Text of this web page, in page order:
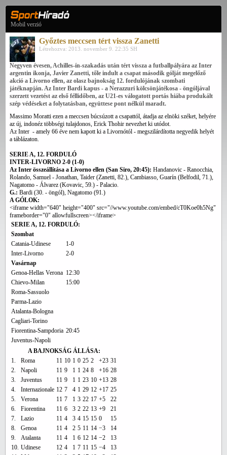
Mobil verzió
Győztes meccsen tért vissza Zanetti
Létrehozva: 2013. november 9. 22:35 SH
Negyven évesen, Achilles-ín-szakadás után tért vissza a futballpályára az Inter
argentin ikonja, Javier Zanetti, tőle indult a csapat második gólját megelőző
akció a Livorno ellen, az olasz bajnokság 12. fordulójának szombati
játéknapján. Az Inter Bardi kapus - a Nerazzuri kölcsönjátékosa - öngóljával
szerzett vezetést az első féllidőben, az U21-es válogatott portás hiába produkált
szép védéseket a folytatásban, együttese pont nélkül maradt.
Massimo Moratti ezen a meccsen búcsúzott a csapattól, átadja az elnöki széket, helyére
az új, indonéz többségi tulajdonos, Erick Thohir nevezhet ki utódot.
Az Inter - amely 66 éve nem kapott ki a Livornótól - megszilárdította negyedik helyét
a táblázaton.
SERIE A, 12. FORDULÓ
INTER-LIVORNO 2-0 (1-0)
Az Inter összeállítása a Livorno ellen (San Siro, 20:45): Handanovic - Ranocchia,
Rolando, Samuel - Jonathan, Taider (Zanetti, 82.), Cambiasso, Guarín (Belfodil, 71.),
Nagatomo - Álvarez (Kovavic, 59.) - Palacio.
G.: Bardi (30. - öngól), Nagatomo (91.)
A GÓLOK:
<iframe width="640" height="400" src="//www.youtube.com/embed/cT0Koe0h5Ng"
frameborder="0" allowfullscreen></iframe>
SERIE A, 12. FORDULÓ:
Szombat
Catania-Udinese
1-0
Inter-Livorno
2-0
Vasárnap
Genoa-Hellas Verona 12:30
Chievo-Milan
15:00
Roma-Sassuolo
Parma-Lazio
Atalanta-Bologna
Cagliari-Torino
Fiorentina-Sampdoria 20:45
Juventus-Napoli
A BAJNOKSÁG ÁLLÁSA:
1.
Roma 11 10 1 0 25 2 +23 31
2.
Napoli 11 9 1 1 24 8 +16 28
3.
Juventus 11 9 1 1 23 10 +13 28
4.
Internazionale 12 7 4 1 29 12 +17 25
5.
Verona 11 7 1 3 22 17 +5
22
6.
Fiorentina 11 6 3 2 22 13 +9
21
7.
Lazio 11 4 3 4 15 15 0
15
8.
Genoa 11 4 2 5 11 14 −3
14
9.
Atalanta 11 4 1 6 12 14 −2
13
10. Udinese 12 4 1 7 11 15 −4
13